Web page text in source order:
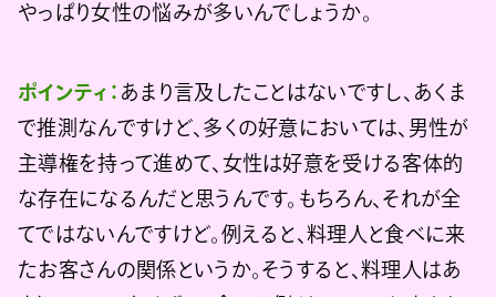
やっぱり女性の悩みが多いんでしょうか。
ポインティ： あまり言及したことはないですし、あくま
で推測なんですけど、多くの好意においては、男性が
主導権を持って進めて、女性は好意を受ける客体的
な存在になるんだと思うんです。もちろん、それが全
てではないんですけど。例えると、料理人と食べに来
たお客さんの関係というか。そうすると、料理人はあ